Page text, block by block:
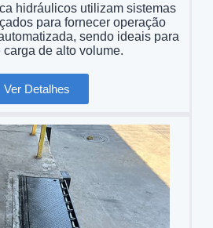
hidráulicos utilizam sistemas
para fornecer operação
sendo ideais para
carga de alto volume.
Ver Detalhes